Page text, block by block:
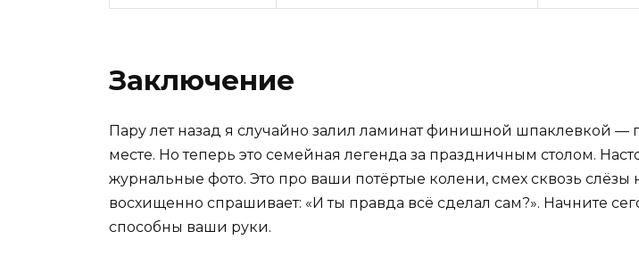
Заключение
Пару лет назад я случайно залил ламинат финишной шпаклевкой —
месте. Но теперь это семейная легенда за праздничным столом.
журнальные фото. Это про ваши потёртые колени, смех сквозь слёзы
восхищенно спрашивает: «И ты правда всё сделал сам?». Начните
способны ваши руки.